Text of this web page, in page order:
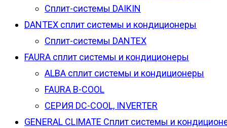
Сплит-системы DAIKIN
DANTEX сплит системы и кондиционеры
Сплит-системы DANTEX
FAURA сплит системы и кондиционеры
ALBA сплит системы и кондиционеры
FAURA B-COOL
СЕРИЯ DC-COOL, INVERTER
GENERAL CLIMATE Сплит системы и